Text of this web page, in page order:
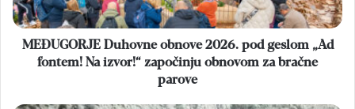
fontem!
Na
izvor!“
započinju
MEĐUGORJE Duhovne obnove 2026. pod geslom „Ad
fontem! Na izvor!“ započinju obnovom za bračne
parove